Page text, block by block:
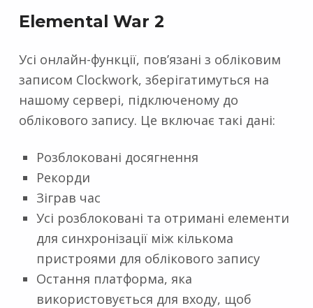
Elemental War 2
Усі онлайн-функції, пов’язані з обліковим
записом Clockwork, зберігатимуться на
нашому сервері, підключеному до
облікового запису. Це включає такі дані:
Розблоковані досягнення
Рекорди
Зіграв час
Усі розблоковані та отримані елементи
для синхронізації між кількома
пристроями для облікового запису
Остання платформа, яка
використовується для входу, щоб